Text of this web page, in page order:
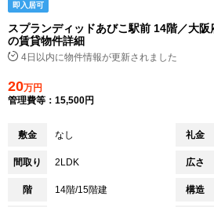
即入居可
スプランディッドあびこ駅前 14階／大
の賃貸物件詳細
4日以内に物件情報が更新されました
20万円
管理費等：15,500円
敷金 なし 礼金
間取り 2LDK 広さ
階 14階/15階建 構造